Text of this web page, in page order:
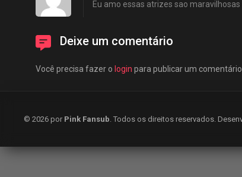
Eu amo essas atrizes sao
Deixe um comentário
Você precisa fazer o login para publicar um comentário.
© 2026 por Pink Fansub. Todos os direitos reservados.